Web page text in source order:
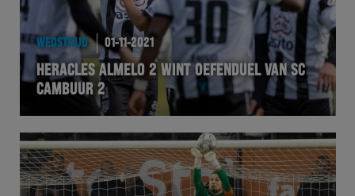
WEDSTRIJD 01-11-2021
HERACLES ALMELO 2 WINT OEFENDUEL VAN SC
CAMBUUR 2